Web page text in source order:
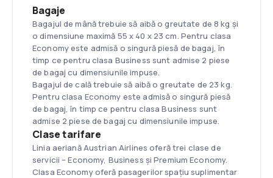
Bagaje
Bagajul de mână trebuie să aibă o greutate de 8 kg și
o dimensiune maximă 55 х 40 х 23 cm. Pentru clasa
Economy este admisă o singură piesă de bagaj, în
timp ce pentru clasa Business sunt admise 2 piese
de bagaj cu dimensiunile impuse.
Bagajul de cală trebuie să aibă o greutate de 23 kg.
Pentru clasa Economy este admisă o singură piesă
de bagaj, în timp ce pentru clasa Business sunt
admise 2 piese de bagaj cu dimensiunile impuse.
Clase tarifare
Linia aeriană Austrian Airlines oferă trei clase de
servicii – Economy, Business și Premium Economy.
Clasa Economy oferă pasagerilor spațiu suplimentar